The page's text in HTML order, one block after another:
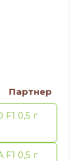
Партнер
0,5 г
0,5 г